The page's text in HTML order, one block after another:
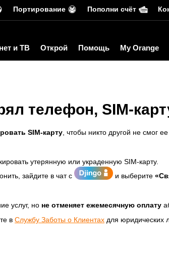
Портирование Пополни счёт
и ТВ Открой Помощь My Orange
телефон, SIM-
SIM-карту , чтобы никто другой не смог
утерянную или украденную SIM-карту.
зайдите в чат с и выберите
услуг, но не отменяет ежемесячную оплату
в Службу Заботы о Клиентах для юридических